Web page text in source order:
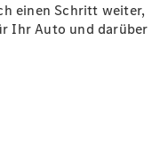
einen Schritt weiter,
Ihr Auto und darüber